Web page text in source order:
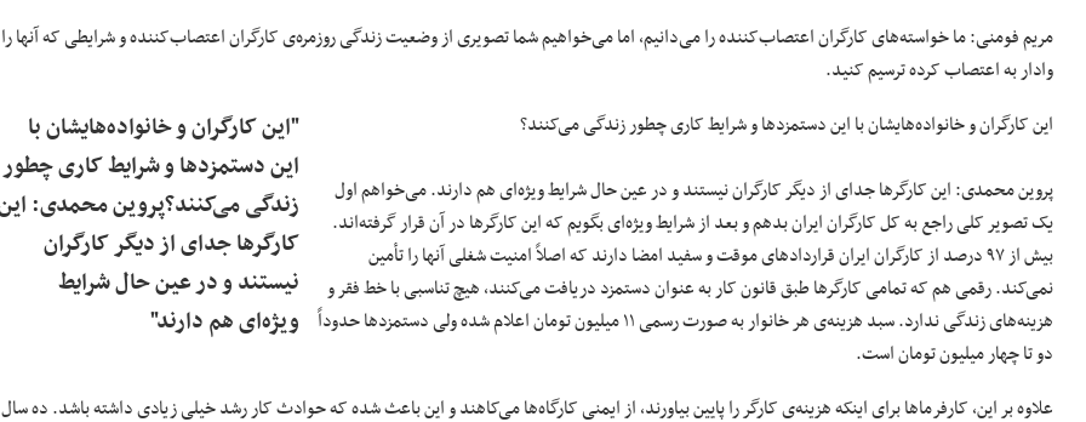
مریم فومنی: ما خواسته‌های کارگران اعتصاب‌کننده را می‌دانیم، اما می‌خواهیم شما تصویری از وضعیت زندگی روزمره‌ی کارگران اعتصاب‌کننده و شرایطی که آنها را
وادار به اعتصاب کرده ترسیم کنید.
"این کارگران و خانواده‌هایشان با
این دستمزدها و شرایط کاری چطور
زندگی می‌کنند؟پروین محمدی:
کارگرها جدای از دیگر کارگران
نیستند و در عین حال شرایط
ویژه‌‌ای هم دارند"
این کارگران و خانواده‌هایشان با این دستمزدها و شرایط کاری چطور زندگی می‌کنند؟
پروین محمدی: این کارگرها جدای از دیگر کارگران نیستند و در عین حال شرایط ویژه‌‌ای هم دارند. می‌خواهم اول
یک تصویر کلی راجع به کل کارگران ایران بدهم و بعد از شرایط ویژه‌ای بگویم که این کارگرها در آن قرار گرفته‌اند.
بیش از ۹۷ درصد از کارگران ایران قراردادهای موقت و سفید امضا دارند که اصلاً امنیت شغلی‌ آنها را تأمین
نمی‌کند. رقمی هم که تمامی کارگرها طبق قانون کار به عنوان دستمزد دریافت می‌کنند، هیچ تناسبی با خط فقر و
هزینه‌های زندگی ندارد. سبد هزینه‌ی هر خانوار به صورت رسمی ۱۱ میلیون تومان اعلام شده ولی دستمزدها حدوداً
دو تا چهار میلیون تومان است.
علاوه بر این، کارفرماها برای اینکه هزینه‌ی کارگر را پایین بیاورند، از ایمنی کارگاه‌ها می‌کاهند و این باعث شده که حوادث کار رشد خیلی زیادی داشته باشد. ده سال